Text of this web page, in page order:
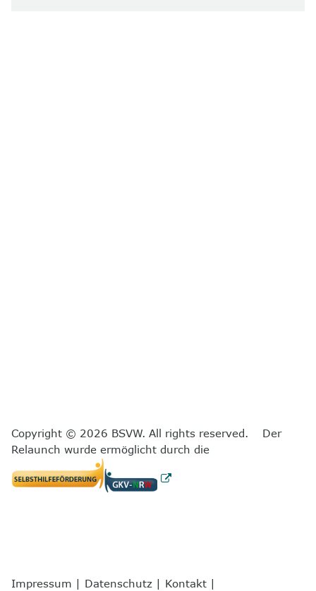
Copyright © 2026 BSVW. All rights reserved. Der
Relaunch wurde ermöglicht durch die
Impressum | Datenschutz | Kontakt |